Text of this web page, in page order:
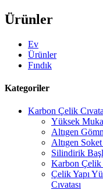
Ürünler
Ev
Ürünler
Fındık
Kategoriler
Karbon Çelik
Yüksek
Altıgen
Altıgen
Silindirik
Karbon Çelik
Çelik Yapı
Cıvatası